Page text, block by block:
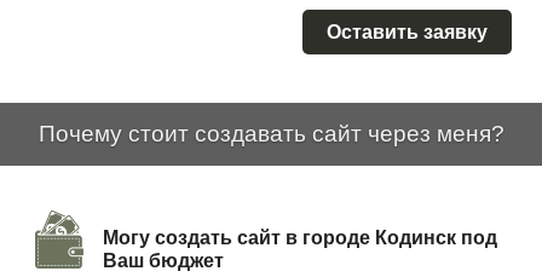
Оставить заявку
Почему стоит создавать сайт через меня?
Могу создать сайт в городе Кодинск под
Ваш бюджет